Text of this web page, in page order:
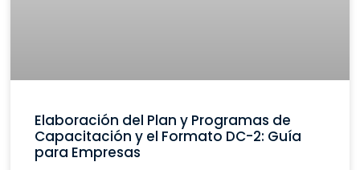
Elaboración del Plan y Programas de
Capacitación y el Formato DC-2: Guía
para Empresas